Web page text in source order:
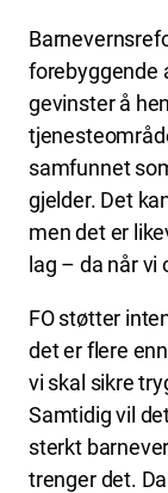
forebyggende
gevinster å
samfunnet
gjelder. Det
men det er
lag – da når vi
FO støtter
det er flere
vi skal sikre
Samtidig vil
sterkt
trenger det.